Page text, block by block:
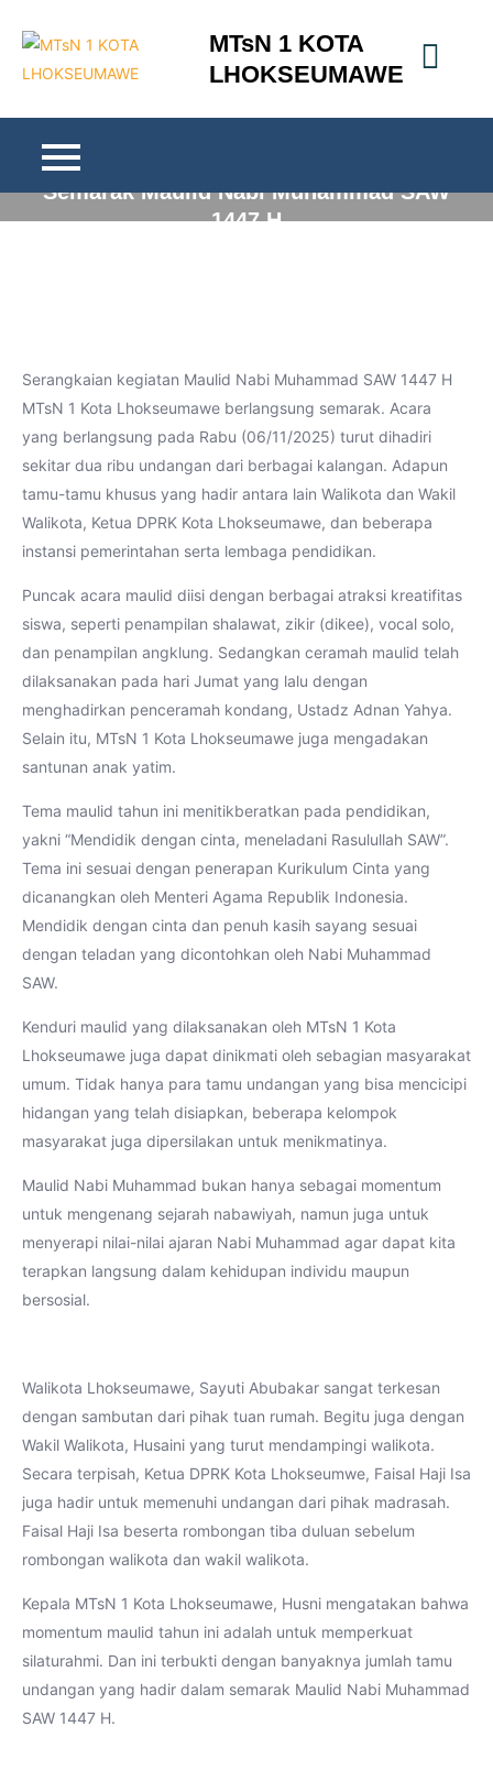
content
MTsN 1 KOTA
LHOKSEUMAWE
Semarak Maulid Nabi Muhammad SAW
1447 H
Serangkaian kegiatan Maulid Nabi Muhammad SAW 1447 H
MTsN 1 Kota Lhokseumawe berlangsung semarak. Acara
yang berlangsung pada Rabu (06/11/2025) turut dihadiri
sekitar dua ribu undangan dari berbagai kalangan. Adapun
tamu-tamu khusus yang hadir antara lain Walikota dan Wakil
Walikota, Ketua DPRK Kota Lhokseumawe, dan beberapa
instansi pemerintahan serta lembaga pendidikan.
Puncak acara maulid diisi dengan berbagai atraksi kreatifitas
siswa, seperti penampilan shalawat, zikir (dikee), vocal solo,
dan penampilan angklung. Sedangkan ceramah maulid telah
dilaksanakan pada hari Jumat yang lalu dengan
menghadirkan penceramah kondang, Ustadz Adnan Yahya.
Selain itu, MTsN 1 Kota Lhokseumawe juga mengadakan
santunan anak yatim.
Tema maulid tahun ini menitikberatkan pada pendidikan,
yakni “Mendidik dengan cinta, meneladani Rasulullah SAW”.
Tema ini sesuai dengan penerapan Kurikulum Cinta yang
dicanangkan oleh Menteri Agama Republik Indonesia.
Mendidik dengan cinta dan penuh kasih sayang sesuai
dengan teladan yang dicontohkan oleh Nabi Muhammad
SAW.
Kenduri maulid yang dilaksanakan oleh MTsN 1 Kota
Lhokseumawe juga dapat dinikmati oleh sebagian masyarakat
umum. Tidak hanya para tamu undangan yang bisa mencicipi
hidangan yang telah disiapkan, beberapa kelompok
masyarakat juga dipersilakan untuk menikmatinya.
Maulid Nabi Muhammad bukan hanya sebagai momentum
untuk mengenang sejarah nabawiyah, namun juga untuk
menyerapi nilai-nilai ajaran Nabi Muhammad agar dapat kita
terapkan langsung dalam kehidupan individu maupun
bersosial.
Walikota Lhokseumawe, Sayuti Abubakar sangat terkesan
dengan sambutan dari pihak tuan rumah. Begitu juga dengan
Wakil Walikota, Husaini yang turut mendampingi walikota.
Secara terpisah, Ketua DPRK Kota Lhokseumwe, Faisal Haji Isa
juga hadir untuk memenuhi undangan dari pihak madrasah.
Faisal Haji Isa beserta rombongan tiba duluan sebelum
rombongan walikota dan wakil walikota.
Kepala MTsN 1 Kota Lhokseumawe, Husni mengatakan bahwa
momentum maulid tahun ini adalah untuk memperkuat
silaturahmi. Dan ini terbukti dengan banyaknya jumlah tamu
undangan yang hadir dalam semarak Maulid Nabi Muhammad
SAW 1447 H.